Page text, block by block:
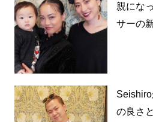
親にな
サーの
の良さ